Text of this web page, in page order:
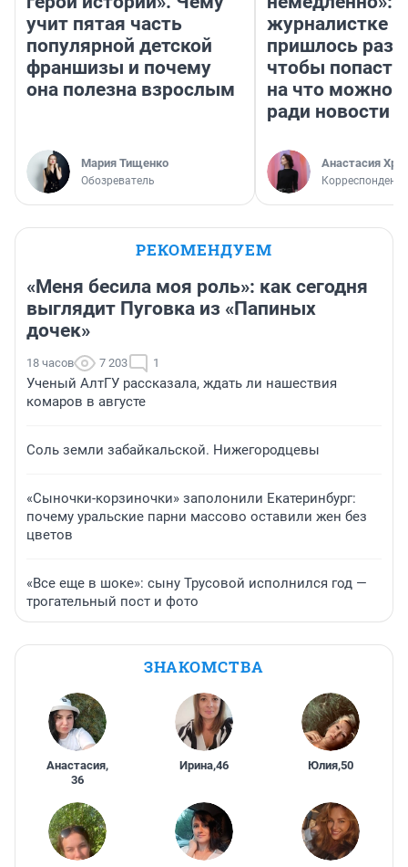
учит пятая часть
популярной детской
франшизы и почему
она полезна взрослым
Мария Тищенко
Обозреватель
журналистке
пришлось
чтобы попасть
на что можно
ради новости
Анастасия
Корреспондент
РЕКОМЕНДУЕМ
«Меня бесила моя роль»: как сегодня
выглядит Пуговка из «Папиных
дочек»
18 часов 7 203 1
Ученый АлтГУ рассказала, ждать ли нашествия
комаров в августе
Соль земли забайкальской. Нижегородцевы
«Сыночки-корзиночки» заполонили Екатеринбург:
почему уральские парни массово оставили жен без
цветов
«Все еще в шоке»: сыну Трусовой исполнился год —
трогательный пост и фото
ЗНАКОМСТВА
Анастасия,
36
Ирина,46 Юлия,50